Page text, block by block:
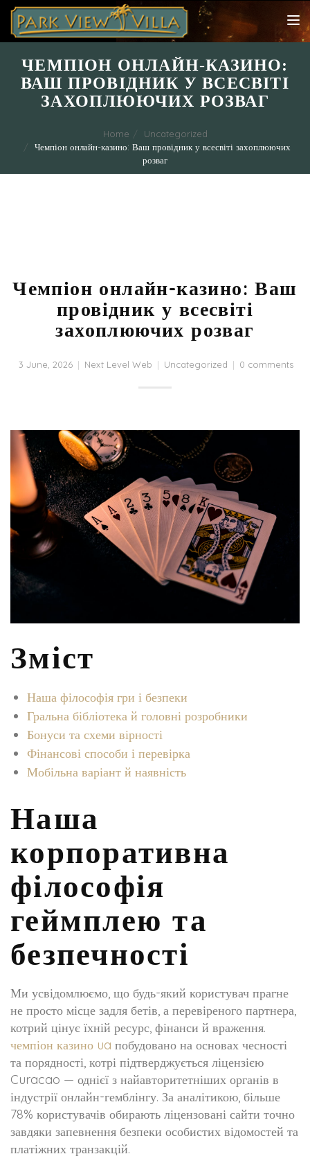
ЧЕМПІОН ОНЛАЙН-КАЗИНО:
ВАШ ПРОВІДНИК У ВСЕСВІТІ
ЗАХОПЛЮЮЧИХ РОЗВАГ
Home
Uncategorized
Чемпіон онлайн-казино: Ваш провідник у всесвіті захоплюючих
розваг
Чемпіон онлайн-казино: Ваш
провідник у всесвіті
захоплюючих розваг
3 June, 2026 Next Level Web Uncategorized 0 comments
Зміст
Наша філософія гри і безпеки
Гральна бібліотека й головні розробники
Бонуси та схеми вірності
Фінансові способи і перевірка
Мобільна варіант й наявність
Наша
корпоративна
філософія
геймплею та
безпечності
Ми усвідомлюємо, що будь-який користувач прагне
не просто місце задля бетів, а перевіреного партнера,
котрий цінує їхній ресурс, фінанси й враження.
чемпіон казино ua побудовано на основах чесності
та порядності, котрі підтверджується ліцензією
Curacao — однієї з найавторитетніших органів в
індустрії онлайн-гемблінгу. За аналітикою, більше
78% користувачів обирають ліцензовані сайти точно
завдяки запевнення безпеки особистих відомостей та
платіжних транзакцій.